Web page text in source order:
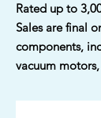
Rated up to
Sales are final
components,
vacuum